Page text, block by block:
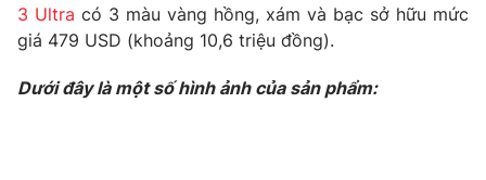
VTV Sức khoẻ Bất động sản
Thị trường 24h Tấm lòng Việt
3 Ultra có 3 màu vàng hồng, xám và bạc sở hữu mức
giá 479 USD (khoảng 10,6 triệu đồng).
Dưới đây là một số hình ảnh của sản phẩm: